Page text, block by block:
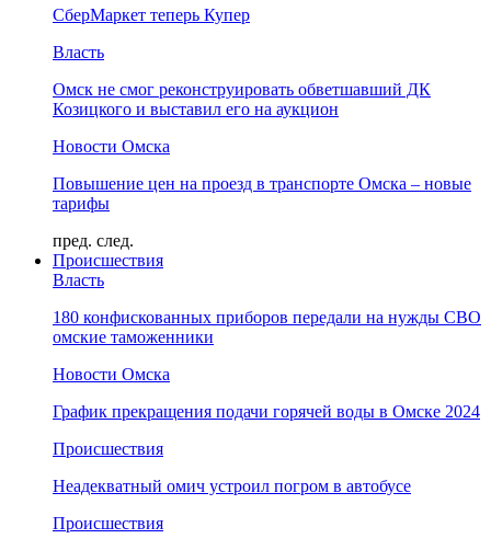
СберМаркет теперь Купер
Власть
Омск не смог реконструировать обветшавший ДК
Козицкого и выставил его на аукцион
Новости Омска
Повышение цен на проезд в транспорте Омска – новые
тарифы
пред. след.
Происшествия
Власть
180 конфискованных приборов передали на нужды СВО
омские таможенники
Новости Омска
График прекращения подачи горячей воды в Омске 2024
Происшествия
Неадекватный омич устроил погром в автобусе
Происшествия